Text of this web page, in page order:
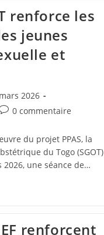
renforce les
jeunes
et
2026
0 commentaire
du projet PPAS, la
du Togo (SGOT)
2026, une séance de…
renforcent